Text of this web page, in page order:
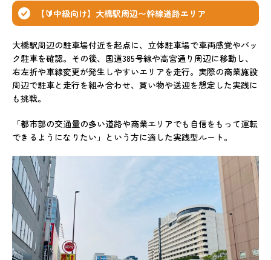
【🔰中級向け】大橋駅周辺〜幹線道路エリア
大橋駅周辺の駐車場付近を起点に、立体駐車場で車両感覚やバッ
ク駐車を確認。その後、国道385号線や高宮通り周辺に移動し、
右左折や車線変更が発生しやすいエリアを走行。実際の商業施設
周辺で駐車と走行を組み合わせ、買い物や送迎を想定した実践に
も挑戦。
「都市部の交通量の多い道路や商業エリアでも自信をもって運転
できるようになりたい」という方に適した実践型ルート。